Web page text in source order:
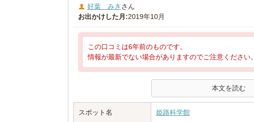
好葉 みき さん
お出かけした月:2019年10月
この口コミは6年前のものです。
情報が最新でない場合がありますのでご注意ください。
本文を読む
スポット名 姫路科学館